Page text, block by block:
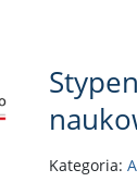
Kategoria: